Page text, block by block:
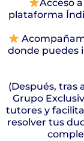
Acceso
plataforma
donde puedes
(Después, tras
Grupo
tutores y
resolver tus